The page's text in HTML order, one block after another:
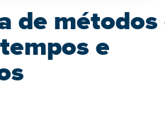
de métodos
e